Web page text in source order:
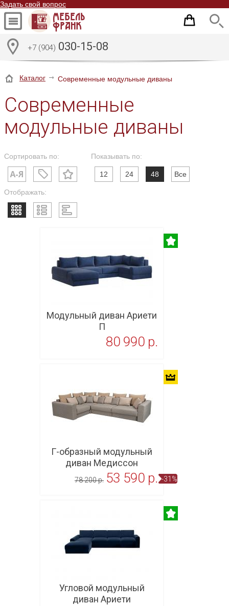
Задать свой вопрос
+7 (904) 030-15-08
Каталог Современные модульные диваны
Современные
модульные диваны
Сортировать по: Показывать по:
12 24 48 Все
Отображать:
Модульный диван Ариети
П
80 990 p.
Г-образный модульный
диван Медиссон
78 200 p. -31%
53 590 p.
Угловой модульный
диван Ариети